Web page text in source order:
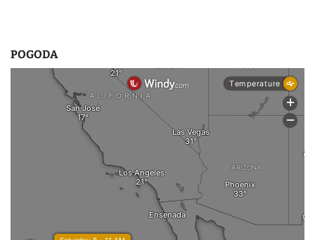
POGODA